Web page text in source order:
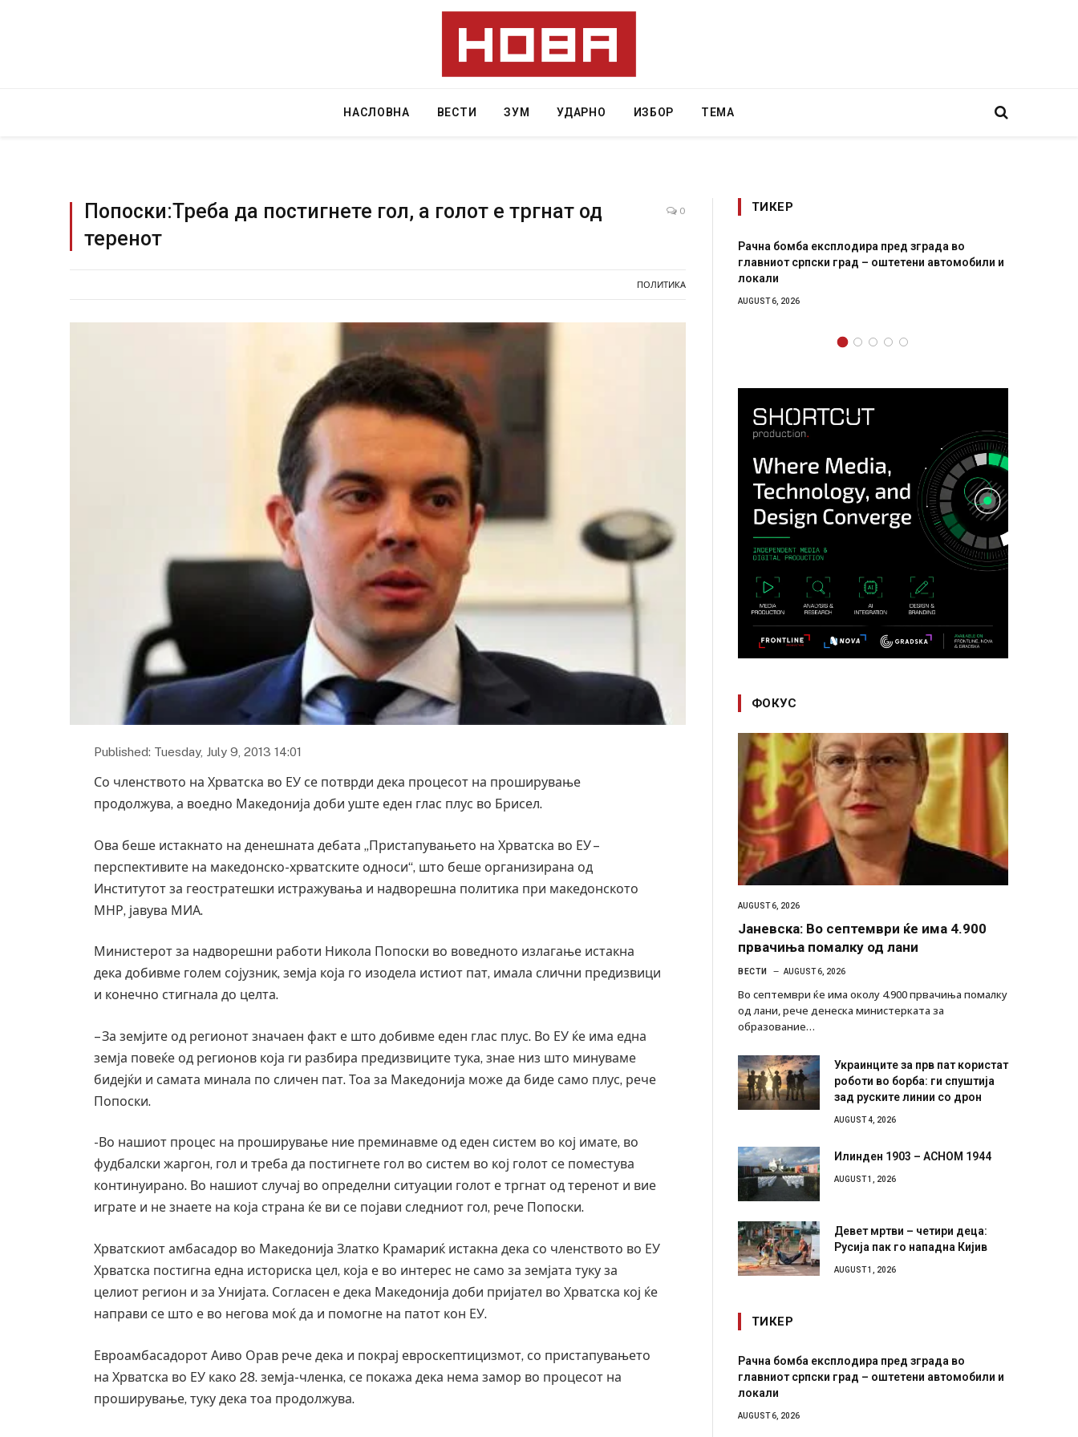
НАСЛОВНА ВЕСТИ ЗУМ УДАРНО ИЗБОР ТЕМА
Попоски:Треба да постигнете гол, а голот е тргнат од
теренот
0
ПОЛИТИКА
Published: Tuesday, July 9, 2013 14:01
Со членството на Хрватска во ЕУ се потврди дека процесот на проширување
продолжува, а воедно Македонија доби уште еден глас плус во Брисел.
Ова беше истакнато на денешната дебата „Пристапувањето на Хрватска во ЕУ –
перспективите на македонско-хрватските односи“, што беше организирана од
Институтот за геостратешки истражувања и надворешна политика при македонското
МНР, јавува МИА.
Министерот за надворешни работи Никола Попоски во воведното излагање истакна
дека добивме голем сојузник, земја која го изодела истиот пат, имала слични предизвици
и конечно стигнала до целта.
– За земјите од регионот значаен факт е што добивме еден глас плус. Во ЕУ ќе има една
земја повеќе од регионов која ги разбира предизвиците тука, знае низ што минуваме
бидејќи и самата минала по сличен пат. Тоа за Македонија може да биде само плус, рече
Попоски.
-Во нашиот процес на проширување ние преминавме од еден систем во кој имате, во
фудбалски жаргон, гол и треба да постигнете гол во систем во кој голот се поместува
континуирано. Во нашиот случај во определни ситуации голот е тргнат од теренот и вие
играте и не знаете на која страна ќе ви се појави следниот гол, рече Попоски.
Хрватскиот амбасадор во Македонија Златко Крамариќ истакна дека со членството во ЕУ
Хрватска постигна една историска цел, која е во интерес не само за земјата туку за
целиот регион и за Унијата. Согласен е дека Македонија доби пријател во Хрватска кој ќе
направи се што е во негова моќ да и помогне на патот кон ЕУ.
Евроамбасадорот Аиво Орав рече дека и покрај евроскептицизмот, со пристапувањето
на Хрватска во ЕУ како 28. земја-членка, се покажа дека нема замор во процесот на
проширување, туку дека тоа продолжува.
ТИКЕР
Рачна бомба експлодира пред зграда во
главниот српски град – оштетени автомобили и
И Данска се
11-месечна воена
ФОКУС
AUGUST 6, 2026
Јаневска: Во септември ќе има 4.900
првачиња помалку од лани
ВЕСТИ AUGUST 6, 2026
Во септември ќе има околу 4.900 првачиња помалку
од лани, рече денеска министерката за
образование…
Украинците за прв пат користат
роботи во борба: ги спуштија
зад руските линии со дрон
AUGUST 4, 2026
Илинден 1903 – АСНОМ 1944
AUGUST 1, 2026
Девет мртви – четири деца:
Русија пак го нападна Кијив
AUGUST 1, 2026
ТИКЕР
Грција: Горат Парос, Андрос, Калимнос, Крит, …
JULY 30, 2026
Рачна бомба експлодира пред зграда во
главниот српски град – оштетени автомобили и
AUGUST 6, 2026
11-месечна воена